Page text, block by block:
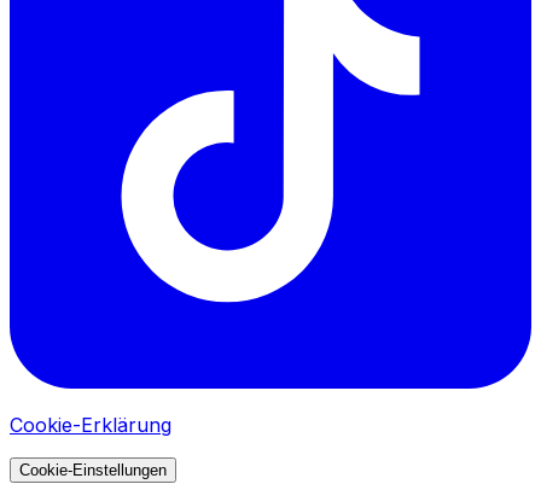
Cookie-Erklärung
Cookie-Einstellungen